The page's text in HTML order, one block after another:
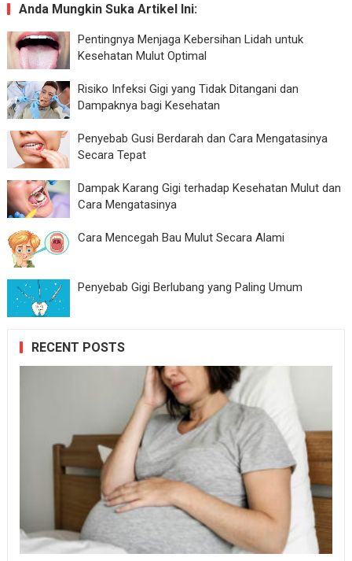
Anda Mungkin Suka Artikel Ini:
Pentingnya Menjaga Kebersihan Lidah untuk
Kesehatan Mulut Optimal
Risiko Infeksi Gigi yang Tidak Ditangani dan
Dampaknya bagi Kesehatan
Penyebab Gusi Berdarah dan Cara Mengatasinya
Secara Tepat
Dampak Karang Gigi terhadap Kesehatan Mulut dan
Cara Mengatasinya
Cara Mencegah Bau Mulut Secara Alami
Penyebab Gigi Berlubang yang Paling Umum
RECENT POSTS